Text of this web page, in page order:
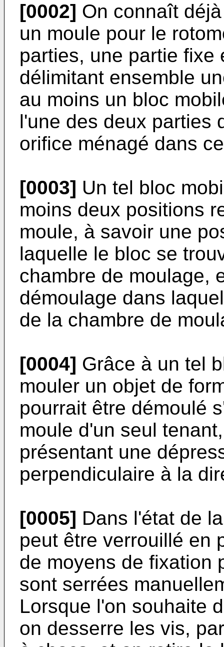
[0002] On connaît
un moule pour le
parties, une partie fixe
délimitant ensemble
au moins un bloc
l'une des deux parties
orifice ménagé dans
[0003] Un tel bloc
moins deux positions
moule, à savoir une
laquelle le bloc se
chambre de moulage,
démoulage dans
de la chambre de
[0004] Grâce à un tel
mouler un objet de
pourrait être démoulé
moule d'un seul
présentant une
perpendiculaire à la
[0005] Dans l'état de
peut être verrouillé en
de moyens de fixation
sont serrées
Lorsque l'on souhaite
on desserre les vis,